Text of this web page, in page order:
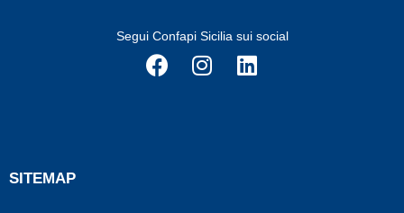
Segui Confapi Sicilia sui social
SITEMAP